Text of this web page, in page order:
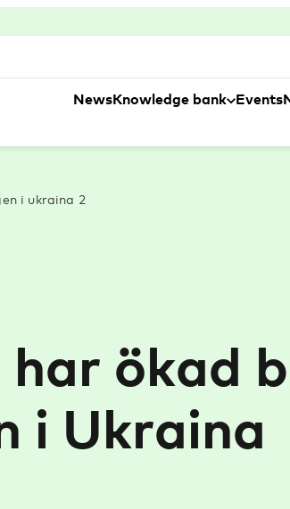
NewsKnowledge bank Events
i ukraina 2
ökad
i Ukraina